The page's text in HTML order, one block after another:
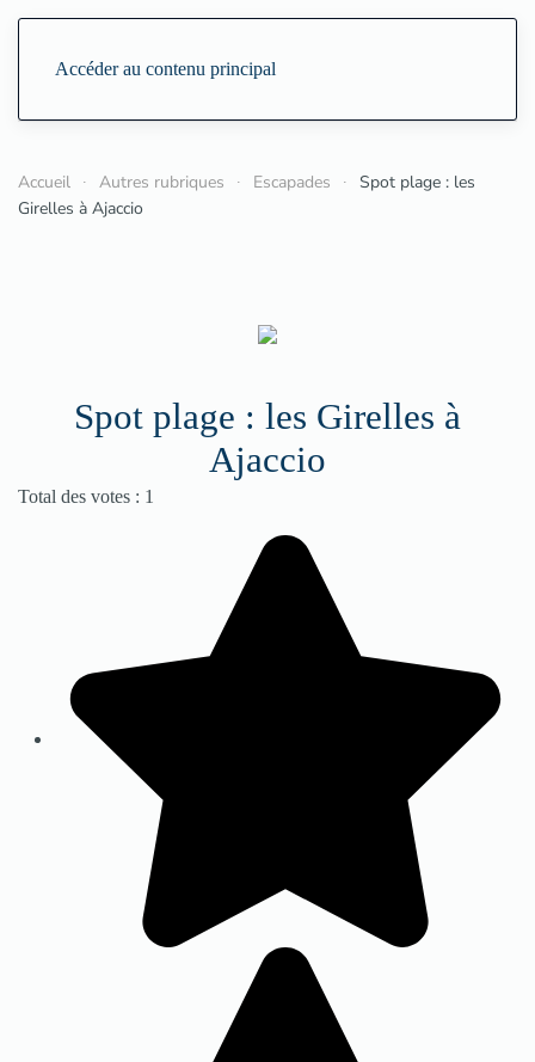
Accéder au contenu principal
Accueil Autres rubriques Escapades
Spot plage : les
Girelles à Ajaccio
Spot plage : les Girelles à
Ajaccio
Vote utilisateur: 4/
Total des votes : 1